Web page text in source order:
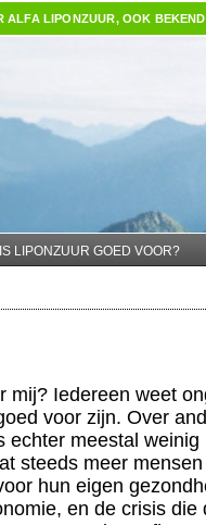
ALFA LIPONZUUR, OOK
LIPONZUUR GOED VOOR?
mij? Iedereen weet
voor zijn. Over
echter meestal weinig
steeds meer
hun eigen
en de crisis die